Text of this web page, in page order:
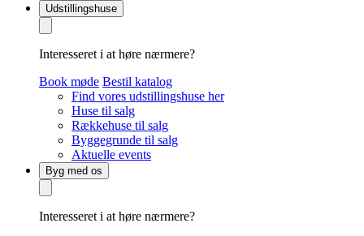
Udstillingshuse
Interesseret i at høre nærmere?
Book møde Bestil katalog
Find vores udstillingshuse her
Huse til salg
Rækkehuse til salg
Byggegrunde til salg
Aktuelle events
Byg med os
Interesseret i at høre nærmere?